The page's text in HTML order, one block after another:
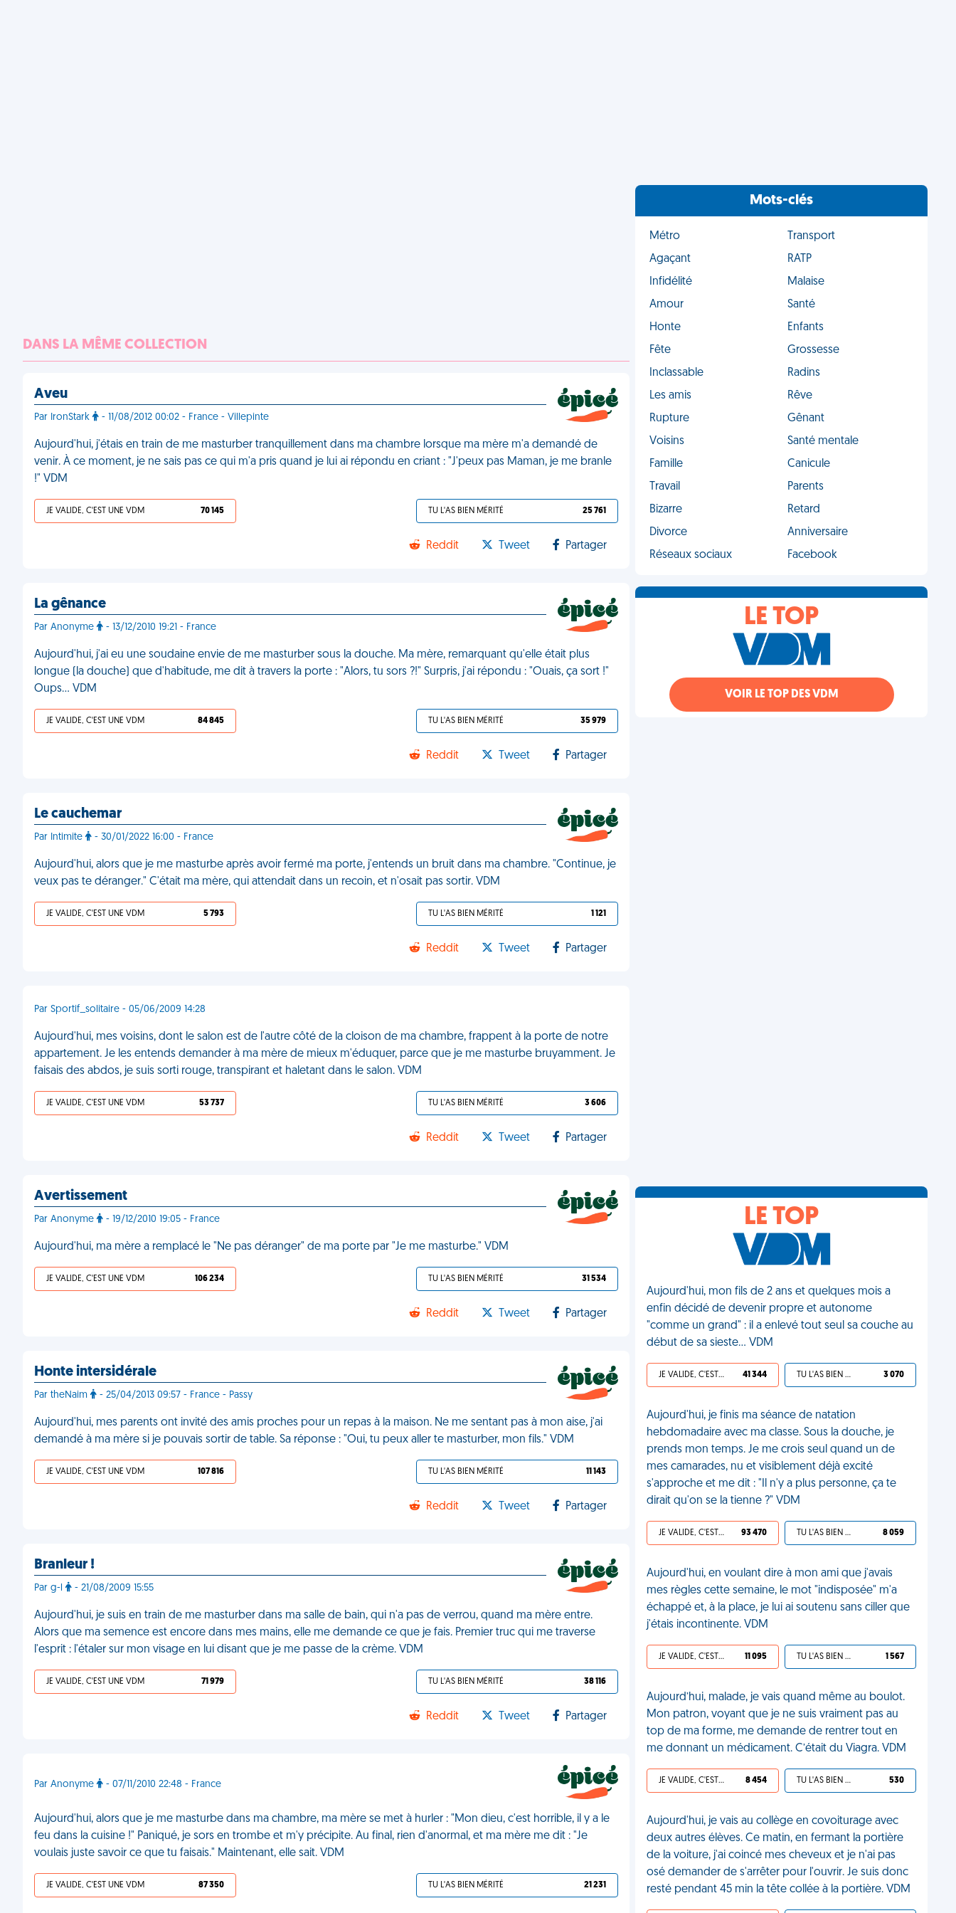
DANS LA MÊME COLLECTION
Aveu
Par IronStark - 11/08/2012 00:02 - France - Villepinte
Aujourd'hui, j'étais en train de me masturber tranquillement dans ma chambre lorsque ma mère m'a demandé de
venir. À ce moment, je ne sais pas ce qui m'a pris quand je lui ai répondu en criant : "J'peux pas Maman, je me branle
!" VDM
JE VALIDE, C'EST UNE VDM 70 145 TU L'AS BIEN MÉRITÉ 25 761
Reddit Tweet Partager
La gênance
Par Anonyme - 13/12/2010 19:21 - France
Aujourd'hui, j'ai eu une soudaine envie de me masturber sous la douche. Ma mère, remarquant qu'elle était plus
longue (la douche) que d'habitude, me dit à travers la porte : "Alors, tu sors ?!" Surpris, j'ai répondu : "Ouais, ça sort !"
Oups... VDM
JE VALIDE, C'EST UNE VDM 84 845 TU L'AS BIEN MÉRITÉ 35 979
Reddit Tweet Partager
Le cauchemar
Par Intimite - 30/01/2022 16:00 - France
Aujourd'hui, alors que je me masturbe après avoir fermé ma porte, j'entends un bruit dans ma chambre. "Continue, je
veux pas te déranger." C'était ma mère, qui attendait dans un recoin, et n'osait pas sortir. VDM
JE VALIDE, C'EST UNE VDM 5 793 TU L'AS BIEN MÉRITÉ 1 121
Reddit Tweet Partager
Par Sportif_solitaire - 05/06/2009 14:28
Aujourd'hui, mes voisins, dont le salon est de l'autre côté de la cloison de ma chambre, frappent à la porte de notre
appartement. Je les entends demander à ma mère de mieux m'éduquer, parce que je me masturbe bruyamment. Je
faisais des abdos, je suis sorti rouge, transpirant et haletant dans le salon. VDM
JE VALIDE, C'EST UNE VDM 53 737 TU L'AS BIEN MÉRITÉ 3 606
Reddit Tweet Partager
Avertissement
Par Anonyme - 19/12/2010 19:05 - France
Aujourd'hui, ma mère a remplacé le "Ne pas déranger" de ma porte par "Je me masturbe." VDM
JE VALIDE, C'EST UNE VDM 106 234 TU L'AS BIEN MÉRITÉ 31 534
Reddit Tweet Partager
Honte intersidérale
Par theNaim - 25/04/2013 09:57 - France - Passy
Aujourd'hui, mes parents ont invité des amis proches pour un repas à la maison. Ne me sentant pas à mon aise, j'ai
demandé à ma mère si je pouvais sortir de table. Sa réponse : "Oui, tu peux aller te masturber, mon fils." VDM
JE VALIDE, C'EST UNE VDM 107 816 TU L'AS BIEN MÉRITÉ 11 143
Reddit Tweet Partager
Branleur !
Par g-l - 21/08/2009 15:55
Aujourd'hui, je suis en train de me masturber dans ma salle de bain, qui n'a pas de verrou, quand ma mère entre.
Alors que ma semence est encore dans mes mains, elle me demande ce que je fais. Premier truc qui me traverse
l'esprit : l'étaler sur mon visage en lui disant que je me passe de la crème. VDM
JE VALIDE, C'EST UNE VDM 71 979 TU L'AS BIEN MÉRITÉ 38 116
Reddit Tweet Partager
Par Anonyme - 07/11/2010 22:48 - France
Aujourd'hui, alors que je me masturbe dans ma chambre, ma mère se met à hurler : "Mon dieu, c'est horrible, il y a le
feu dans la cuisine !" Paniqué, je sors en trombe et m'y précipite. Au final, rien d'anormal, et ma mère me dit : "Je
voulais juste savoir ce que tu faisais." Maintenant, elle sait. VDM
JE VALIDE, C'EST UNE VDM 87 350 TU L'AS BIEN MÉRITÉ 21 231
Mots-clés
Métro
Transport
Agaçant
RATP
Infidélité
Malaise
Amour
Santé
Honte
Enfants
Fête
Grossesse
Inclassable
Radins
Les amis
Rêve
Rupture
Gênant
Voisins
Santé mentale
Famille
Canicule
Travail
Parents
Bizarre
Retard
Divorce
Anniversaire
Réseaux sociaux
Facebook
LE TOP
VOIR LE TOP DES VDM
LE TOP
Aujourd'hui, mon fils de 2 ans et quelques mois a
enfin décidé de devenir propre et autonome
"comme un grand" : il a enlevé tout seul sa couche au
début de sa sieste... VDM
JE VALIDE, C'EST UNE VDM 41 344 TU L'AS BIEN MÉRITÉ 3 070
Aujourd'hui, je finis ma séance de natation
hebdomadaire avec ma classe. Sous la douche, je
prends mon temps. Je me crois seul quand un de
mes camarades, nu et visiblement déjà excité
s'approche et me dit : "Il n'y a plus personne, ça te
dirait qu'on se la tienne ?" VDM
JE VALIDE, C'EST UNE VDM 93 470 TU L'AS BIEN MÉRITÉ 8 059
Aujourd'hui, en voulant dire à mon ami que j'avais
mes règles cette semaine, le mot "indisposée" m'a
échappé et, à la place, je lui ai soutenu sans ciller que
j'étais incontinente. VDM
JE VALIDE, C'EST UNE VDM 11 095 TU L'AS BIEN MÉRITÉ 1 567
Aujourd’hui, malade, je vais quand même au boulot.
Mon patron, voyant que je ne suis vraiment pas au
top de ma forme, me demande de rentrer tout en
me donnant un médicament. C’était du Viagra. VDM
JE VALIDE, C'EST UNE VDM 8 454 TU L'AS BIEN MÉRITÉ 530
Aujourd'hui, je vais au collège en covoiturage avec
deux autres élèves. Ce matin, en fermant la portière
de la voiture, j'ai coincé mes cheveux et je n'ai pas
osé demander de s'arrêter pour l'ouvrir. Je suis donc
resté pendant 45 min la tête collée à la portière. VDM